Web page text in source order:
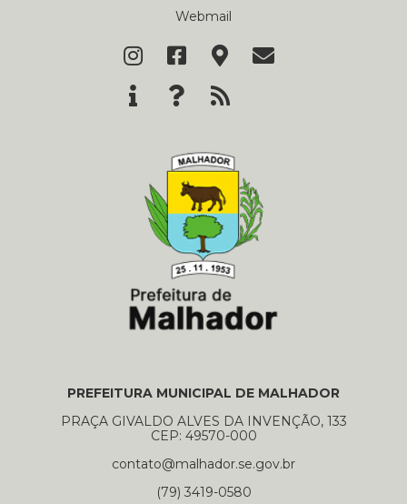
Webmail
PREFEITURA MUNICIPAL DE MALHADOR
PRAÇA GIVALDO ALVES DA INVENÇÃO, 133
CEP: 49570-000
contato@malhador.se.gov.br
(79) 3419-0580